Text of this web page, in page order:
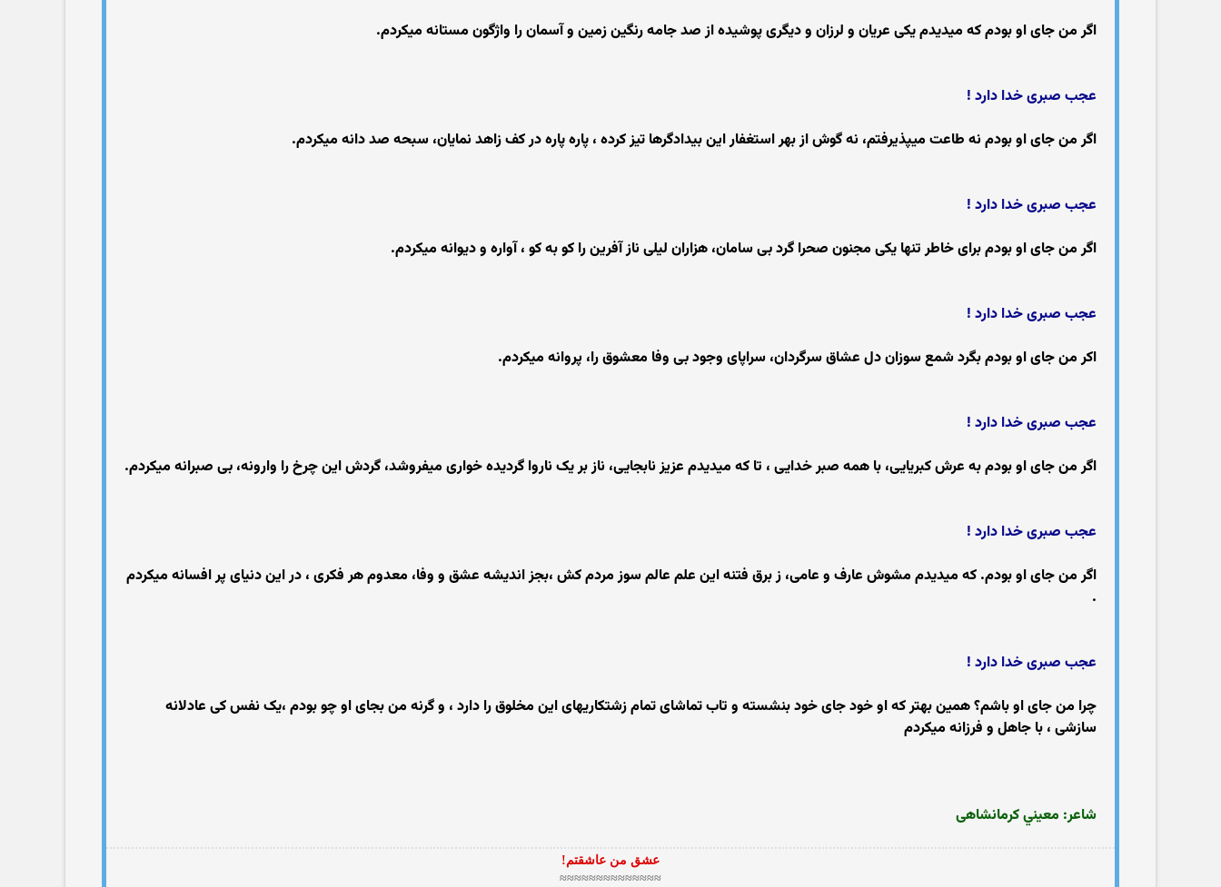
اگر من جای او بودم که میدیدم یکی عریان و لرزان و دیگری پوشیده از صد جامه رنگین زمین و آسمان را واژگون مستانه میکردم.
عجب صبری خدا دارد !
اگر من جای او بودم نه طاعت میپذیرفتم، نه گوش از بهر استغفار این بیدادگرها تیز کرده ، پاره پاره در کف زاهد نمایان، سبحه صد دانه میکردم.
عجب صبری خدا دارد !
اگر من جای او بودم برای خاطر تنها یکی مجنون صحرا گرد بی سامان، هزاران لیلی ناز آفرین را کو به کو ، آواره و دیوانه میکردم.
عجب صبری خدا دارد !
اکر من جای او بودم بگرد شمع سوزان دل عشاق سرگردان، سراپای وجود بی وفا معشوق را، پروانه میکردم.
عجب صبری خدا دارد !
اگر من جای او بودم به عرش کبریایی، با همه صبر خدایی ، تا که میدیدم عزیز نابجایی، ناز بر یک ناروا گردیده خواری میفروشد، گردش این چرخ را وارونه، بی صبرانه میکردم.
عجب صبری خدا دارد !
اگر من جای او بودم. که میدیدم مشوش عارف و عامی، ز برق فتنه این علم عالم سوز مردم کش ،بجز اندیشه عشق و وفا، معدوم هر فکری ، در این دنیای پر افسانه میکردم
.
عجب صبری خدا دارد !
چرا من جای او باشم؟ همین بهتر که او خود جای خود بنشسته و تاب تماشای تمام زشتکاریهای این مخلوق را دارد ، و گرنه من بجای او چو بودم ،یک نفس کی عادلانه
سازشی ، با جاهل و فرزانه میکردم
شاعر: معیني کرمانشاهی
عشق من عاشقتم!
≈≈≈≈≈≈≈≈≈≈≈≈≈≈